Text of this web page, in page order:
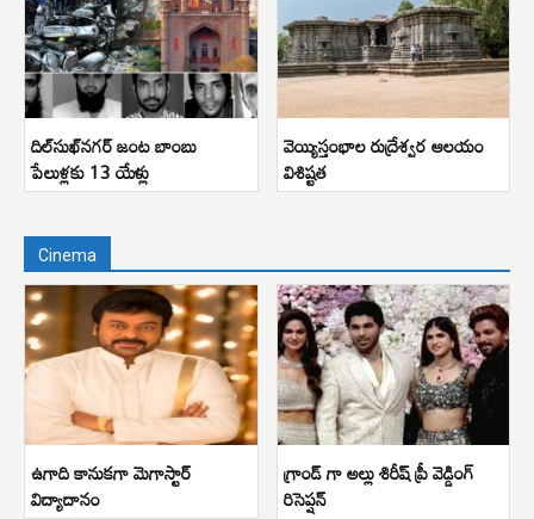
దిల్‌సుఖ్‌నగర్ జంట బాంబు
పేలుళ్లకు 13 యేళ్లు
వెయ్యిస్తంభాల రుద్రేశ్వర ఆలయం
విశిష్టత
Cinema
ఉగాది కానుకగా మెగాస్టార్
విద్యాదానం
గ్రాండ్ గా అల్లు శిరీష్ ప్రీ వెడ్డింగ్
రిసెప్షన్